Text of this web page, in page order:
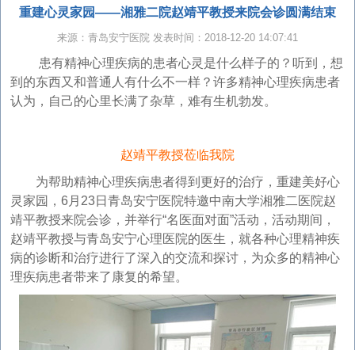
重建心灵家园——湘雅二院赵靖平教授来院会诊圆满结束
来源：青岛安宁医院 发表时间：2018-12-20 14:07:41
患有精神心理疾病的患者心灵是什么样子的？听到，想
到的东西又和普通人有什么不一样？许多精神心理疾病患者
认为，自己的心里长满了杂草，难有生机勃发。
赵靖平教授莅临我院
为帮助精神心理疾病患者得到更好的治疗，重建美好心
灵家园，6月23日青岛安宁医院特邀中南大学湘雅二医院赵
靖平教授来院会诊，并举行“名医面对面”活动，活动期间，
赵靖平教授与青岛安宁心理医院的医生，就各种心理精神疾
病的诊断和治疗进行了深入的交流和探讨，为众多的精神心
理疾病患者带来了康复的希望。